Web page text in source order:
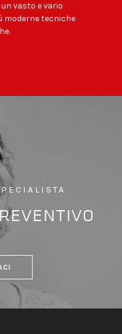
vasto e vario
moderne tecniche